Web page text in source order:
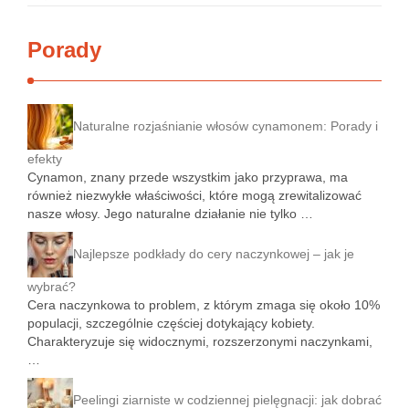
Porady
Naturalne rozjaśnianie włosów cynamonem: Porady i
efekty
Cynamon, znany przede wszystkim jako przyprawa, ma
również niezwykłe właściwości, które mogą zrewitalizować
nasze włosy. Jego naturalne działanie nie tylko …
Najlepsze podkłady do cery naczynkowej – jak je
wybrać?
Cera naczynkowa to problem, z którym zmaga się około 10%
populacji, szczególnie częściej dotykający kobiety.
Charakteryzuje się widocznymi, rozszerzonymi naczynkami,
Peelingi ziarniste w codziennej pielęgnacji: jak dobrać